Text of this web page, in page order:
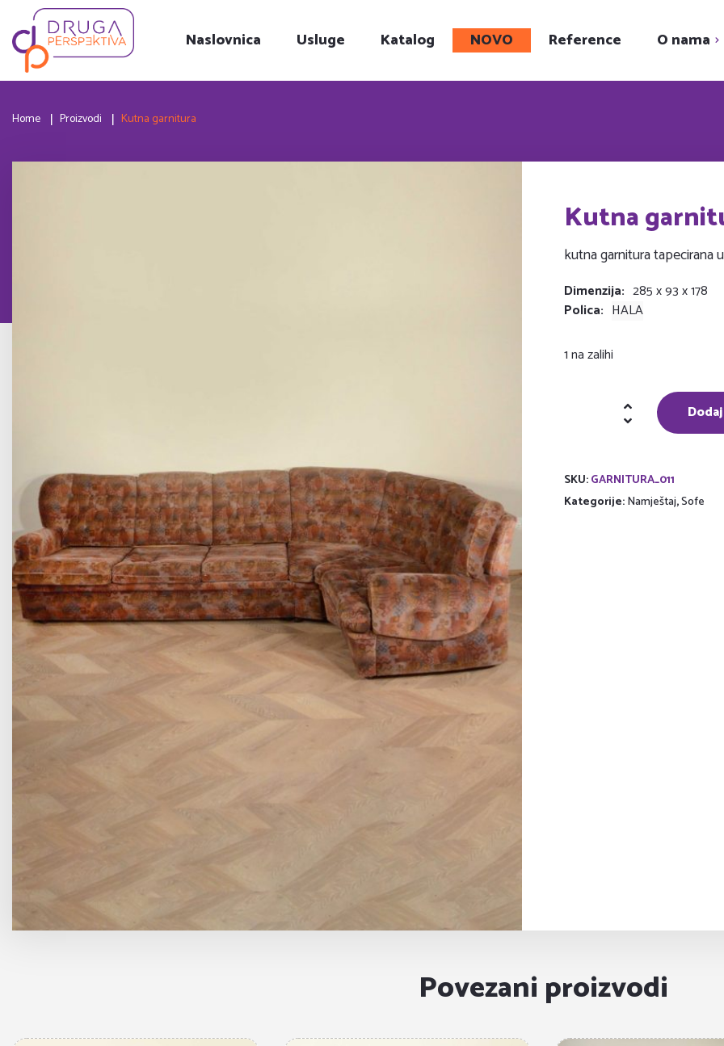
Naslovnica Usluge Katalog NOVO Reference O nama
Društveni projekti
Home Proizvodi Kutna garnitura
Kutna
kutna garnitura tapecirana
Dimenzija 285 x 93 x 178
Polica HALA
1 na zalihi
SKU:GARNITURA_011
Kategorije:Namještaj,Sofe
Povezani proizvodi